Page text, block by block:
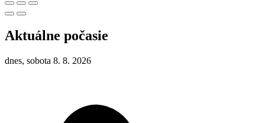
Aktuálne počasie
dnes, sobota 8. 8. 2026